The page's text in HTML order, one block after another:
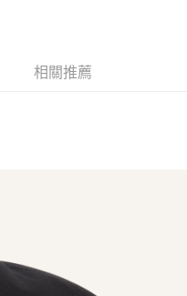
相關推薦